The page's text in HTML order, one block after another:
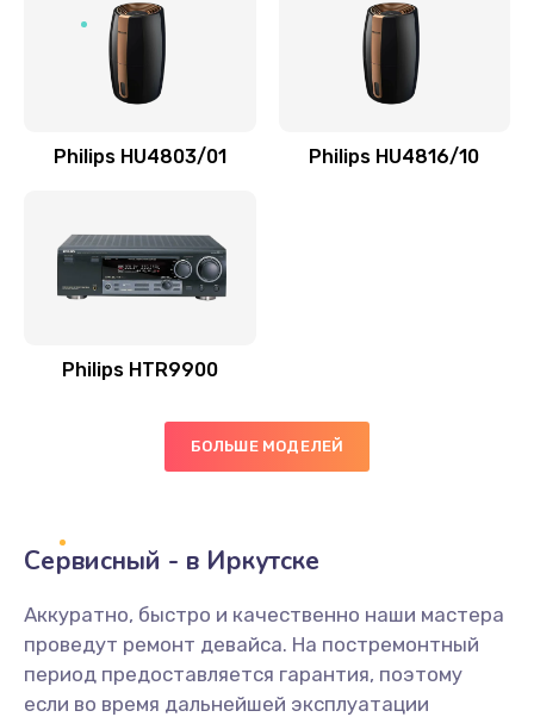
Замена микросхемы управления
Замена микросхемы NFC
Ремонт или замена флоуметра
Замена сальников
2000 руб.
Замена переходников
1000 руб.
Заказать
Замена уплотнительных колец
Philips HU4803/01 Philips HU4816/10
Philips HTR9900
БОЛЬШЕ МОДЕЛЕЙ
Сервисный - в Иркутске
Аккуратно, быстро и качественно наши мастера
проведут ремонт девайса. На постремонтный
период предоставляется гарантия, поэтому
если во время дальнейшей эксплуатации